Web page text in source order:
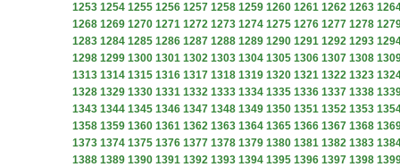
1253 1254 1255 1256 1257 1258 1259 1260 1261 1262 1263
1268 1269 1270 1271 1272 1273 1274 1275 1276 1277 1278
1283 1284 1285 1286 1287 1288 1289 1290 1291 1292 1293
1298 1299 1300 1301 1302 1303 1304 1305 1306 1307 1308
1313 1314 1315 1316 1317 1318 1319 1320 1321 1322 1323
1328 1329 1330 1331 1332 1333 1334 1335 1336 1337 1338
1343 1344 1345 1346 1347 1348 1349 1350 1351 1352 1353
1358 1359 1360 1361 1362 1363 1364 1365 1366 1367 1368
1373 1374 1375 1376 1377 1378 1379 1380 1381 1382 1383
1388 1389 1390 1391 1392 1393 1394 1395 1396 1397 1398